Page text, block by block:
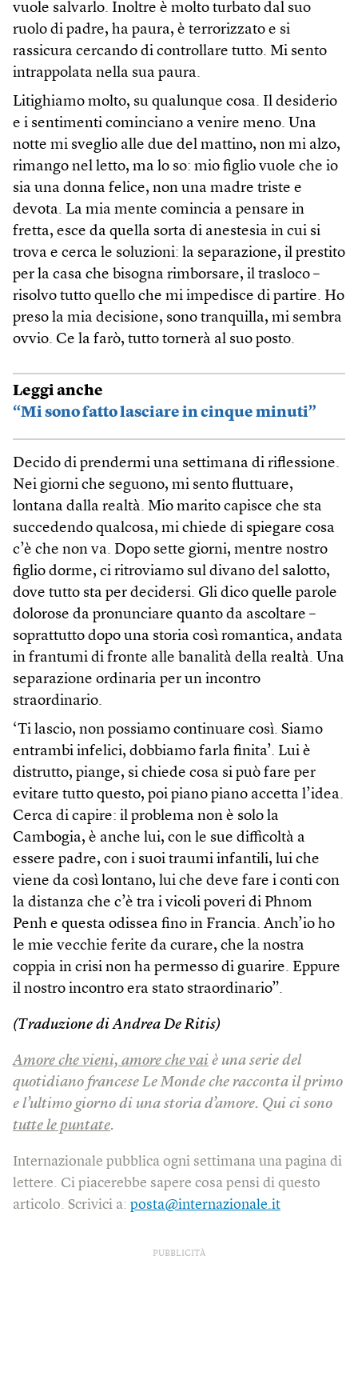
vuole salvarlo. Inoltre è molto turbato dal suo
ruolo di padre, ha paura, è terrorizzato e si
rassicura cercando di controllare tutto. Mi sento
intrappolata nella sua paura.
Litighiamo molto, su qualunque cosa. Il desiderio
e i sentimenti cominciano a venire meno. Una
notte mi sveglio alle due del mattino, non mi alzo,
rimango nel letto, ma lo so: mio figlio vuole che io
sia una donna felice, non una madre triste e
devota. La mia mente comincia a pensare in
fretta, esce da quella sorta di anestesia in cui si
trova e cerca le soluzioni: la separazione, il prestito
per la casa che bisogna rimborsare, il trasloco –
risolvo tutto quello che mi impedisce di partire. Ho
preso la mia decisione, sono tranquilla, mi sembra
ovvio. Ce la farò, tutto tornerà al suo posto.
Leggi anche
“Mi sono fatto lasciare in cinque minuti”
Decido di prendermi una settimana di riflessione.
Nei giorni che seguono, mi sento fluttuare,
lontana dalla realtà. Mio marito capisce che sta
succedendo qualcosa, mi chiede di spiegare cosa
c’è che non va. Dopo sette giorni, mentre nostro
figlio dorme, ci ritroviamo sul divano del salotto,
dove tutto sta per decidersi. Gli dico quelle parole
dolorose da pronunciare quanto da ascoltare –
soprattutto dopo una storia così romantica, andata
in frantumi di fronte alle banalità della realtà. Una
separazione ordinaria per un incontro
straordinario.
‘Ti lascio, non possiamo continuare così. Siamo
entrambi infelici, dobbiamo farla finita’. Lui è
distrutto, piange, si chiede cosa si può fare per
evitare tutto questo, poi piano piano accetta l’idea.
Cerca di capire: il problema non è solo la
Cambogia, è anche lui, con le sue difficoltà a
essere padre, con i suoi traumi infantili, lui che
viene da così lontano, lui che deve fare i conti con
la distanza che c’è tra i vicoli poveri di Phnom
Penh e questa odissea fino in Francia. Anch’io ho
le mie vecchie ferite da curare, che la nostra
coppia in crisi non ha permesso di guarire. Eppure
il nostro incontro era stato straordinario”.
(Traduzione di Andrea De Ritis)
Amore che vieni, amore che vai è una serie del
quotidiano francese Le Monde che racconta il primo
e l’ultimo giorno di una storia d’amore. Qui ci sono
tutte le puntate.
Internazionale pubblica ogni settimana una pagina di
lettere. Ci piacerebbe sapere cosa pensi di questo
articolo. Scrivici a: posta@internazionale.it
PUBBLICITÀ